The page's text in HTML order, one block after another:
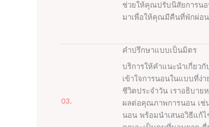
ช่วยให้คุณปรับนิสัยการน
มาเพื่อให้คุณมีคืนที่พักผ่อ
03.
คำปรึกษาแบบเป็นมิตร
บริการให้คำแนะนำเกี่ยว
เข้าใจการนอนในแบบที่ง่
ชีวิตประจำวัน เราอธิบา
ผลต่อคุณภาพการนอน เช่
นอน พร้อมนำเสนอวิธีแก้